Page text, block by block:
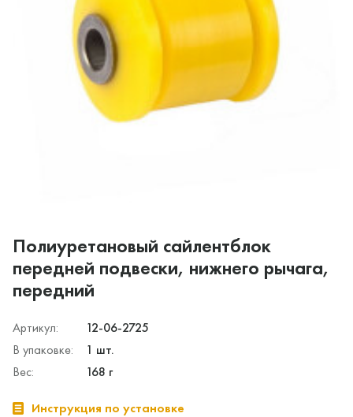
Полиуретановый сайлентблок
передней подвески, нижнего рычага,
передний
Артикул:
12-06-2725
В упаковке:
1 шт.
Вес:
168 г
Инструкция по установке